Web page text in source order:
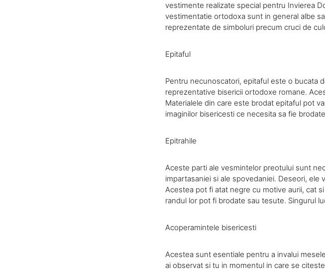
vestimente realizate special pentru Invierea
vestimentatie ortodoxa sunt in general albe
reprezentate de simboluri precum cruci de
Epitaful
Pentru necunoscatori, epitaful este o bucata
reprezentative bisericii ortodoxe romane.
Materialele din care este brodat epitaful pot
imaginilor bisericesti ce necesita sa fie
Epitrahile
Aceste parti ale vesmintelor preotului sunt
impartasaniei si ale spovedaniei. Deseori,
Acestea pot fi atat negre cu motive aurii, cat
randul lor pot fi brodate sau tesute. Singurul
Acoperamintele bisericesti
Acestea sunt esentiale pentru a invalui
ai observat si tu in momentul in care se